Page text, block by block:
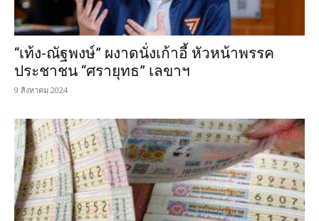
“เท้ง-ณัฐพงษ์” ผงาดนั่งเก้าอี้ หัวหน้าพรรค
ประชาชน “ศรายุทธ” เลขาฯ
9 สิงหาคม 2024